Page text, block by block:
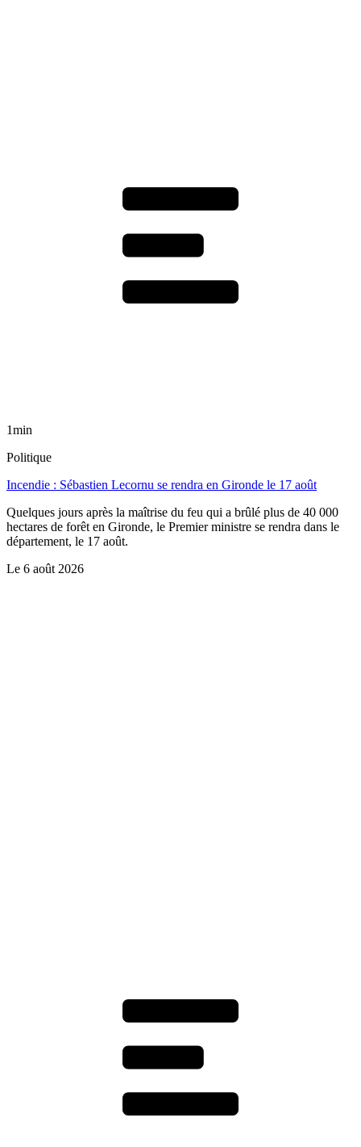
1min
Politique
Incendie : Sébastien Lecornu se rendra en Gironde le 17 août
Quelques jours après la maîtrise du feu qui a brûlé plus de 40 000
hectares de forêt en Gironde, le Premier ministre se rendra dans le
département, le 17 août.
Le 6 août 2026